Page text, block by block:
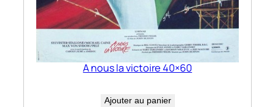
A nous la victoire 40×60
Ajouter au panier